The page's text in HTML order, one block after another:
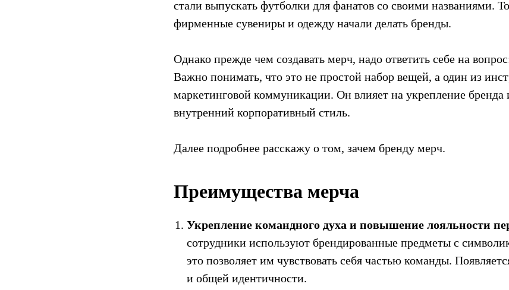
стали выпускать футболки для фанатов со своими названиями.
фирменные сувениры и одежду начали делать бренды.
Однако прежде чем создавать мерч, надо ответить себе на
Важно понимать, что это не простой набор вещей, а один из
маркетинговой коммуникации. Он влияет на укрепление
внутренний корпоративный стиль.
Далее подробнее расскажу о том, зачем бренду мерч.
Преимущества мерча
Укрепление командного духа и повышение лояльности
сотрудники используют брендированные предметы с
это позволяет им чувствовать себя частью команды.
и общей идентичности.